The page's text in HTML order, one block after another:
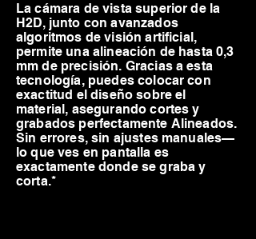
La cámara de vista superior de la
H2D, junto con avanzados
algoritmos de visión artificial,
permite una alineación de hasta 0,3
mm de precisión. Gracias a esta
tecnología, puedes colocar con
exactitud el diseño sobre el
material, asegurando cortes y
grabados perfectamente Alineados.
Sin errores, sin ajustes manuales—
lo que ves en pantalla es
exactamente donde se graba y
corta.*